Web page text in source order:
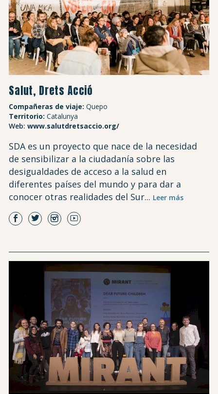
Salut, Drets Acció
Compañeras de viaje: Quepo
Territorio: Catalunya
Web: www.salutdretsaccio.org/
SDA es un proyecto que nace de la necesidad
de sensibilizar a la ciudadanía sobre las
desigualdades de acceso a la salud en
diferentes países del mundo y para dar a
conocer otras realidades del Sur... Leer más